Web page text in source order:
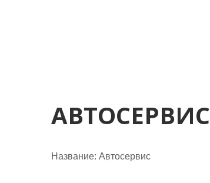
АВТОСЕРВИС
Название: Автосервис